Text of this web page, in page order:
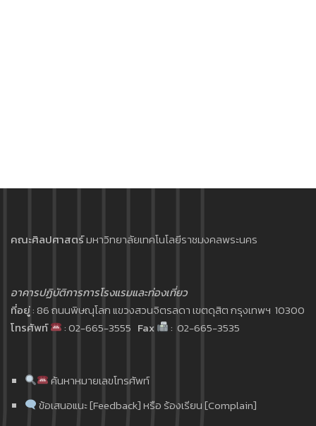
คณะศิลปศาสตร์มหาวิทยาลัยเทคโนโลยีราชมงคลพระนคร
อาคารปฏิบัติการการโรงแรมและท่องเที่ยว
ที่อยู่: 86 ถนนพิษณุโลก แขวงสวนจิตรลดา เขตดุสิต กรุงเทพฯ 10300
โทรศัพท์
: 02-665-3555 Fax : 02-665-3535
ค้นหาหมายเลขโทรศัพท์
ข้อเสนอแนะ [Feedback] หรือ ร้องเรียน [Complain]